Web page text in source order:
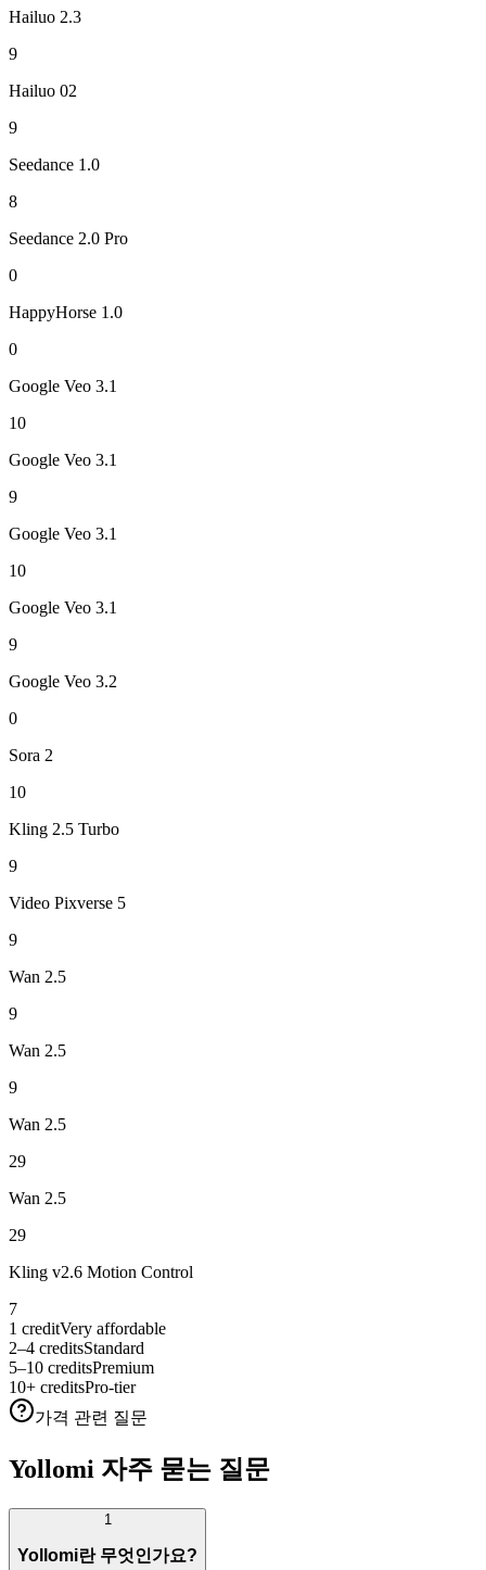
Hailuo 2.3
9
Hailuo 02
9
Seedance 1.0
8
Seedance 2.0 Pro
0
HappyHorse 1.0
0
Google Veo 3.1
10
Google Veo 3.1
9
Google Veo 3.1
10
Google Veo 3.1
9
Google Veo 3.2
0
Sora 2
10
Kling 2.5 Turbo
9
Video Pixverse 5
9
Wan 2.5
9
Wan 2.5
9
Wan 2.5
29
Wan 2.5
29
Kling v2.6 Motion Control
7
1 creditVery affordable
2–4 creditsStandard
5–10 creditsPremium
10+ creditsPro-tier
가격 관련 질문
Yollomi 자주 묻는 질문
1
Yollomi란 무엇인가요?